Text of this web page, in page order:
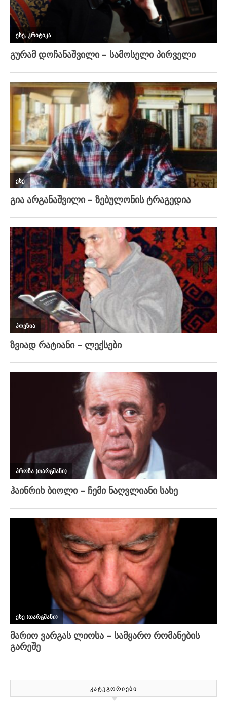
ᲙᲐᲢᲔᲒᲝᲠᲘᲔᲑᲘ